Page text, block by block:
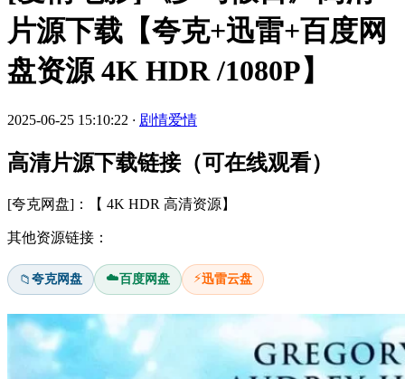
片源下载【夸克+迅雷+百度网
盘资源 4K HDR /1080P】
2025-06-25 15:10:22 · 剧情爱情
高清片源下载链接（可在线观看）
[夸克网盘]：【 4K HDR 高清资源】
其他资源链接：
📁夸克网盘 ☁️百度网盘 ⚡迅雷云盘